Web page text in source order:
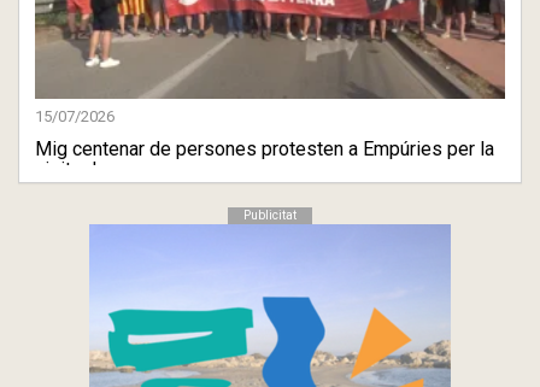
15/07/2026
Mig centenar de persones protesten a Empúries per la
visita de ...
Publicitat